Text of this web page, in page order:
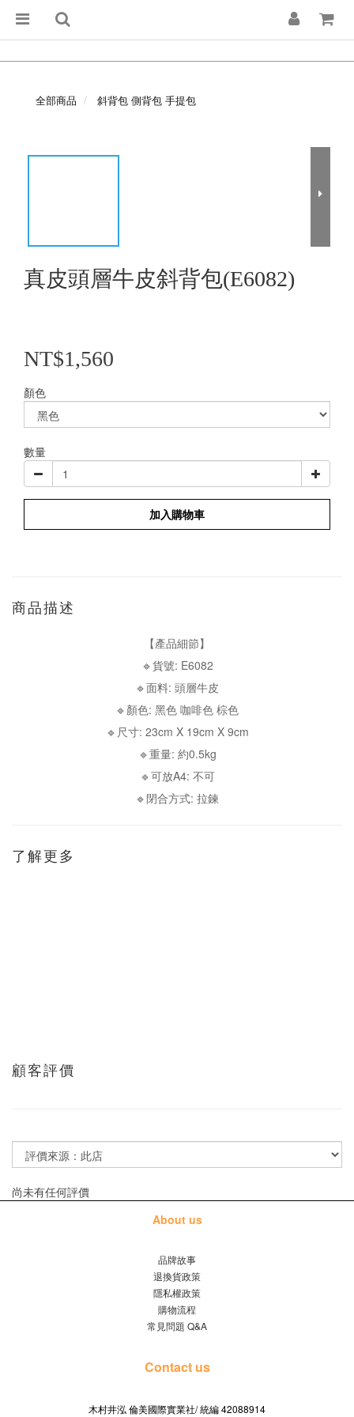
全部商品 斜背包 側背包 手提包
真皮頭層牛皮斜背包(E6082)
NT$1,560
顏色
數量
加入購物車
商品描述
【產品細節】
🔹貨號: E6082
🔹面料: 頭層牛皮
🔹顏色: 黑色 咖啡色 棕色
🔹尺寸: 23cm X 19cm X 9cm
🔹重量: 約0.5kg
🔹可放A4: 不可
🔹閉合方式: 拉鍊
了解更多
顧客評價
尚未有任何評價
About us
品牌故事
退換貨政策
隱私權政策
購物流程
常見問題 Q&A
Contact us
木村井泓 倫美國際實業社/統編 42088914